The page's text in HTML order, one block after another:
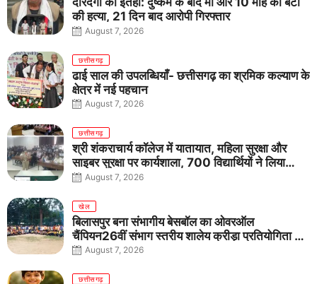
की हत्या, 21 दिन बाद आरोपी गिरफ्तार
August 7, 2026
छत्तीसगढ़
ढाई साल की उपलब्धियाँ- छत्तीसगढ़ का श्रमिक कल्याण के
क्षेत्र में नई पहचान
August 7, 2026
छत्तीसगढ़
श्री शंकराचार्य कॉलेज में यातायात, महिला सुरक्षा और
साइबर सुरक्षा पर कार्यशाला, 700 विद्यार्थियों ने लिया
जागरूकता का संकल्प
August 7, 2026
खेल
बिलासपुर बना संभागीय बेसबॉल का ओवरऑल
चैंपियन26वीं संभाग स्तरीय शालेय क्रीड़ा प्रतियोगिता में
तीनों आयु वर्गों में शानदार प्रदर्शन
August 7, 2026
छत्तीसगढ़